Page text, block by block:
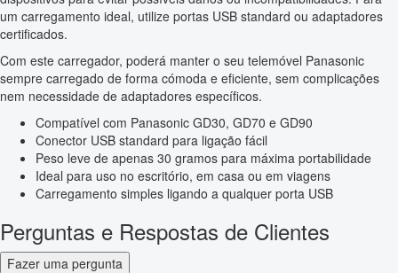
um carregamento ideal, utilize portas USB standard ou adaptadores
certificados.
Com este carregador, poderá manter o seu telemóvel Panasonic
sempre carregado de forma cómoda e eficiente, sem complicações
nem necessidade de adaptadores específicos.
Compatível com Panasonic GD30, GD70 e GD90
Conector USB standard para ligação fácil
Peso leve de apenas 30 gramos para máxima portabilidade
Ideal para uso no escritório, em casa ou em viagens
Carregamento simples ligando a qualquer porta USB
Perguntas e Respostas de Clientes
Fazer uma pergunta